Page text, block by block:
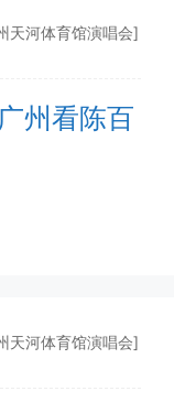
天河体育馆演唱会]
州看陈百
天河体育馆演唱会]